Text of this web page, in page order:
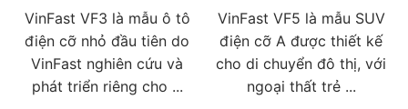
VinFast VF3 là mẫu ô tô
điện cỡ nhỏ đầu tiên do
VinFast nghiên cứu và
phát triển riêng cho ...
VinFast VF5 là mẫu SUV
điện cỡ A được thiết kế
cho di chuyển đô thị, với
ngoại thất trẻ ...